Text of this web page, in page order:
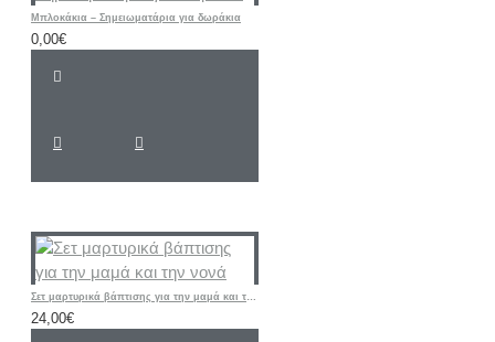
Μπλοκάκια – Σημειωματάρια για δωράκια
0,00€
Σετ μαρτυρικά βάπτισης για την μαμά και την νονά
24,00€